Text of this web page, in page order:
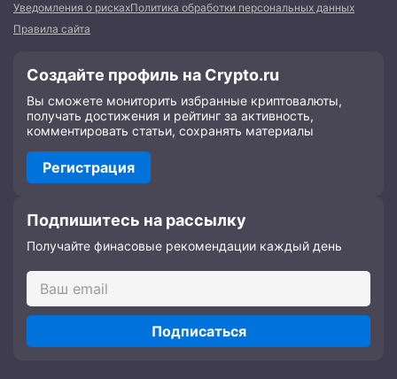
Уведомления о рискахПолитика обработки персональных данных
Правила сайта
Создайте профиль на Crypto.ru
Вы сможете мониторить избранные криптовалюты,
получать достижения и рейтинг за активность,
комментировать статьи, сохранять материалы
Регистрация
Подпишитесь на рассылку
Получайте финасовые рекомендации каждый день
Подписаться